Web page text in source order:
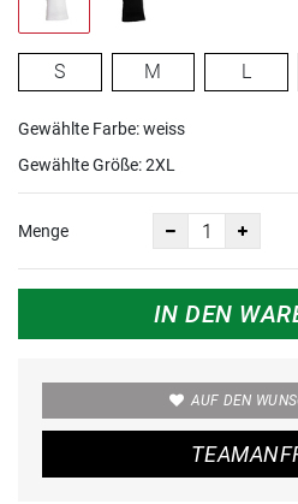
S M L
Gewählte Farbe: weiss
Gewählte Größe:2XL
Menge
IN DEN
AUF DEN